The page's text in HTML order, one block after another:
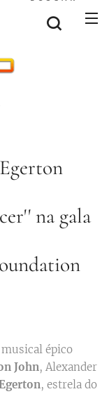
na gala
épico
John, Alexander
, estrela do